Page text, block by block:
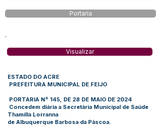
Portaria
Visualizar
ESTADO DO ACRE
PREFEITURA MUNICIPAL DE FEIJO
PORTARIA Nº 145, DE 28 DE MAIO DE 2024
Concedem diária a Secretária Municipal de Saúde
Thamilla Lorranna
de Albuquerque Barbosa da Páscoa.